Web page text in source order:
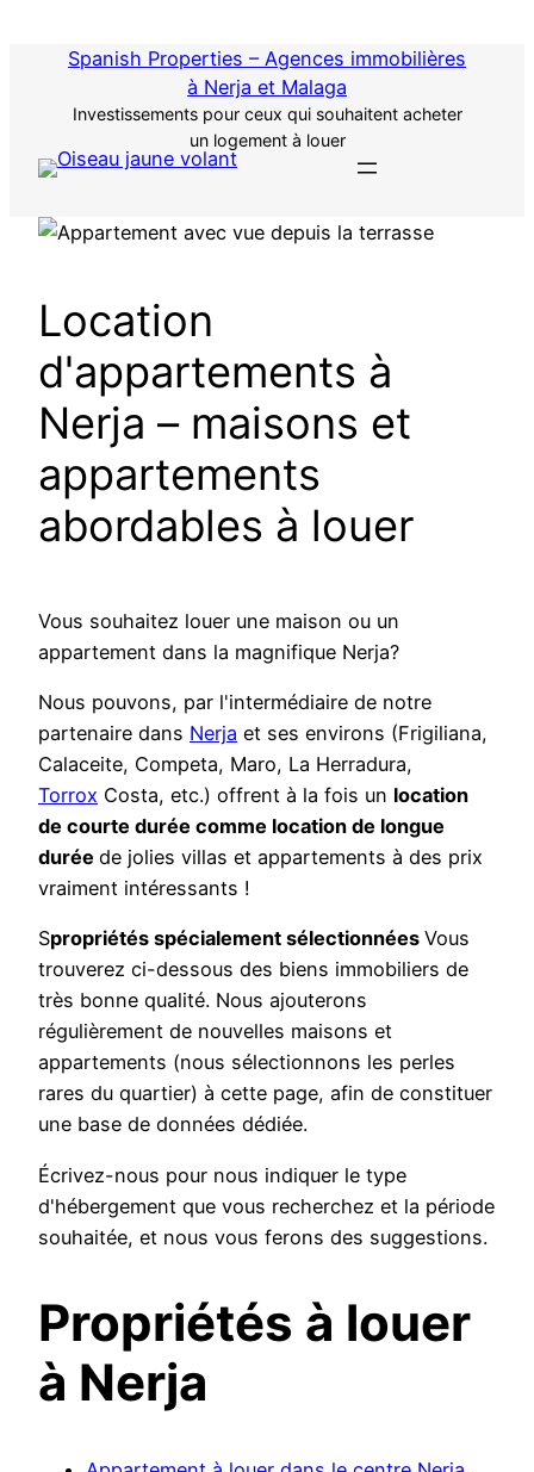
Spanish Properties – Agences immobilières
à Nerja et Malaga
Investissements pour ceux qui souhaitent acheter
un logement à louer
Location
d'appartements à
Nerja – maisons et
appartements
abordables à louer
Vous souhaitez louer une maison ou un
appartement dans la magnifique Nerja?
Nous pouvons, par l'intermédiaire de notre
partenaire dans Nerja et ses environs (Frigiliana,
Calaceite, Competa, Maro, La Herradura,
Torrox Costa, etc.) offrent à la fois un location
de courte durée comme location de longue
durée de jolies villas et appartements à des prix
vraiment intéressants !
Spropriétés spécialement sélectionnées Vous
trouverez ci-dessous des biens immobiliers de
très bonne qualité. Nous ajouterons
régulièrement de nouvelles maisons et
appartements (nous sélectionnons les perles
rares du quartier) à cette page, afin de constituer
une base de données dédiée.
Écrivez-nous pour nous indiquer le type
d'hébergement que vous recherchez et la période
souhaitée, et nous vous ferons des suggestions.
Propriétés à louer
à Nerja